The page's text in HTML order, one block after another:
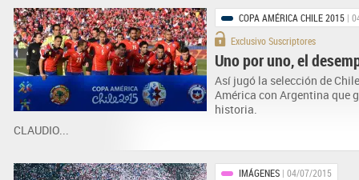
COPA AMÉRICA CHILE 2015 |
Exclusivo Suscriptores
Uno por uno, el
Así jugó la selección de
América con Argentina que
historia.
CLAUDIO...
IMÁGENES | 04/07/2015